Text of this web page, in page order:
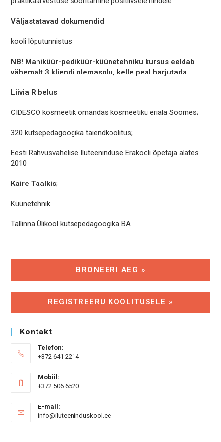
Väljastatavad dokumendid
kooli lõputunnistus
NB! Maniküür-pediküür-küünetehniku kursus eeldab
vähemalt 3 kliendi olemasolu, kelle peal harjutada.
Liivia Ribelus
CIDESCO kosmeetik omandas kosmeetiku eriala Soomes;
320 kutsepedagoogika täiendkoolitus;
Eesti Rahvusvahelise Iluteeninduse Erakooli õpetaja alates
2010
Kaire Taalkis;
Küünetehnik
Tallinna Ülikool kutsepedagoogika BA
BRONEERI AEG »
REGISTREERU KOOLITUSELE »
Kontakt
Telefon:
+372 641 2214
Mobiil:
+372 506 6520
E-mail:
info@iluteeninduskool.eeOpens